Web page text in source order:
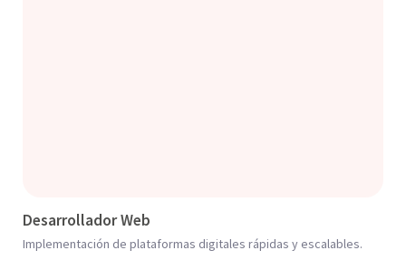
Desarrollador Web
Implementación de plataformas digitales rápidas y escalables.